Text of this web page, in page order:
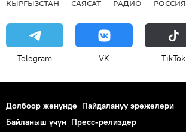
КЫРГЫЗСТАН САЯСАТ РАДИО РОССИЯ
Telegram VK ТikТоk
Долбоор жөнүндө Пайдалануу эрежелери
Байланыш үчүн Пресс-релиздер